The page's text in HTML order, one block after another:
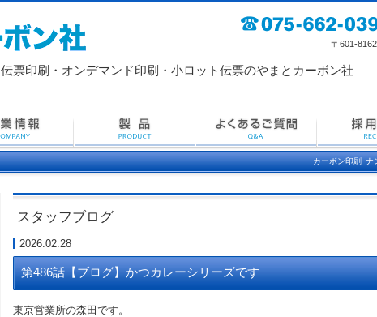
伝票印刷・ オンデマンド印刷・小ロット伝票のやまとカーボン社
〒601-8162 京都
カーボン印刷･ナ
スタッフブログ
2026.02.28
第486話【ブログ】かつカレーシリーズです
東京営業所の森田です。